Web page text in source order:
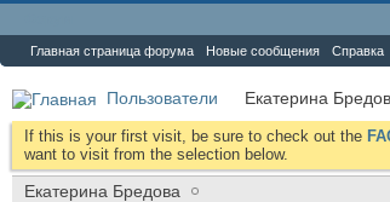
Главная страница форума Новые сообщения Справка
Пользователи Екатерина
If this is your first visit, be sure to check out the
want to visit from the selection below.
Екатерина Бредова